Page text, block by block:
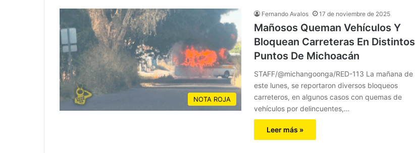
NOTA ROJA
Fernando Avalos 17 de noviembre de 2025
Mañosos Queman Vehículos Y
Bloquean Carreteras En Distintos
Puntos De Michoacán
STAFF/@michangoonga/RED-113 La mañana de
este lunes, se reportaron diversos bloqueos
carreteros, en algunos casos con quemas de
vehículos por delincuentes,…
Leer más »